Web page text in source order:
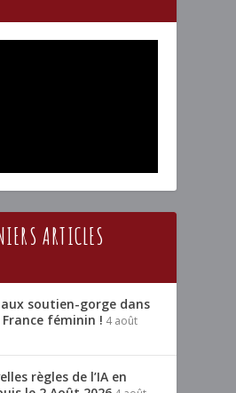
ARTICLES
soutien-gorge dans
féminin ! 4 août
règles de l’IA en